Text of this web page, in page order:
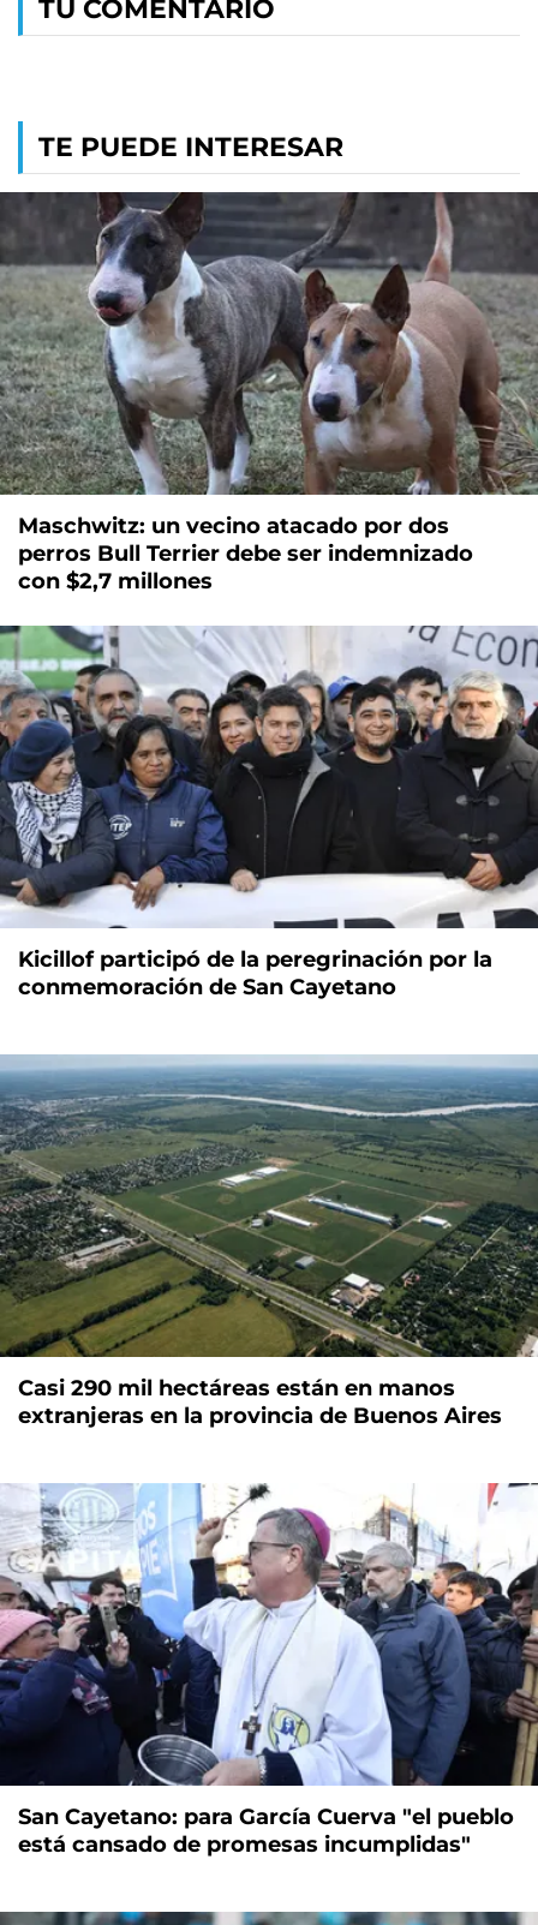
TU COMENTARIO
TE PUEDE INTERESAR
Maschwitz: un vecino atacado por dos
perros Bull Terrier debe ser indemnizado
con $2,7 millones
Kicillof participó de la peregrinación por la
conmemoración de San Cayetano
Casi 290 mil hectáreas están en manos
extranjeras en la provincia de Buenos Aires
San Cayetano: para García Cuerva "el pueblo
está cansado de promesas incumplidas"